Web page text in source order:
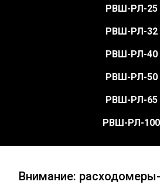
РВШ-РЛ-25
РВШ-РЛ-32
РВШ-РЛ-40
РВШ-РЛ-50
РВШ-РЛ-65
РВШ-РЛ-100
Внимание: